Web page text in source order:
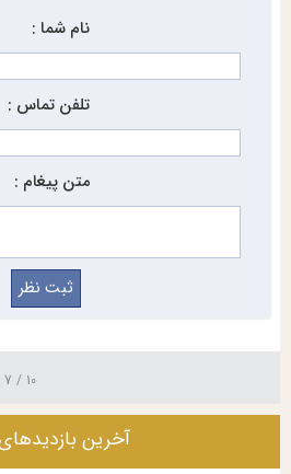
نام شما :
تلفن تماس :
متن پیغام :
7 / 10
آخرین